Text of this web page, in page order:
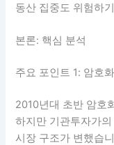
동산 집중도 위험하
본론: 핵심 분석
주요 포인트 1: 암호
2010년대 초반 암호
하지만 기관투자가
시장 구조가 변했습